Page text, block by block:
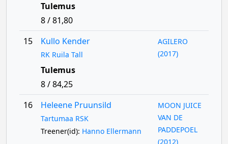
Tulemus
8 / 81,80
15
Kullo Kender
RK Ruila Tall
AGILERO
(2017)
Tulemus
8 / 84,25
16
Heleene Pruunsild
Tartumaa RSK
Treener(id): Hanno Ellermann
MOON JUICE
VAN DE
PADDEPOEL
(2012)